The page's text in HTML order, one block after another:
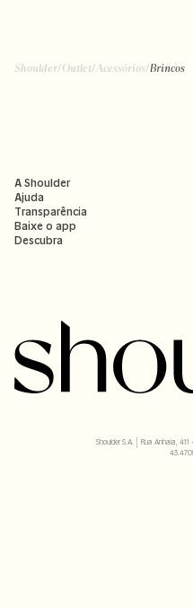
Shoulder/Outlet/Acessórios/Brincos
A Shoulder
Ajuda
Transparência
Baixe o app
Descubra
Shoulder S.A. | Rua Anhaia,